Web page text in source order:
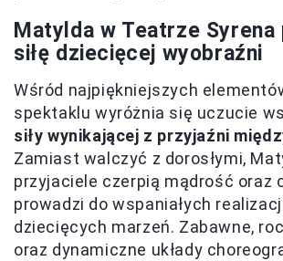
Matylda w Teatrze Syrena
siłę dziecięcej wyobraźni
Wśród najpiękniejszych
spektaklu wyróżnia się uczucie
siły wynikającej z przyjaźni
Zamiast walczyć z dorosłymi,
przyjaciele czerpią mądrość oraz
prowadzi do wspaniałych
dziecięcych marzeń. Zabawne,
oraz dynamiczne układy